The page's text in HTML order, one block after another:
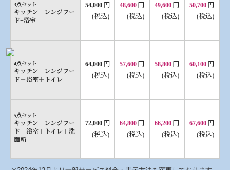
3点セット
キッチン＋レンジフー
ド+浴室
54,000 円
(税込)
48,600 円
(税込)
49,600 円
(税込)
50,700 円
(税込)
4点セット
キッチン＋レンジフー
ド＋浴室＋トイレ
64,000 円
(税込)
57,600 円
(税込)
58,800 円
(税込)
60,100 円
(税込)
5点セット
キッチン＋レンジフー
ド＋浴室＋トイレ＋洗
面所
72,000 円
(税込)
64,800 円
(税込)
66,200 円
(税込)
67,600 円
(税込)